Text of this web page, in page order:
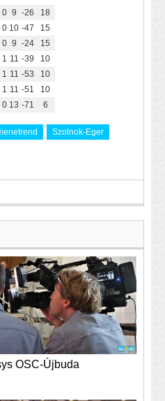
0 9 -26
18
0 10 -47
15
0 9 -24
15
1 11 -39
10
1 11 -53
10
1 11 -51
10
0 13 -71 6
Szolnok-Eger
OSC-Újbuda